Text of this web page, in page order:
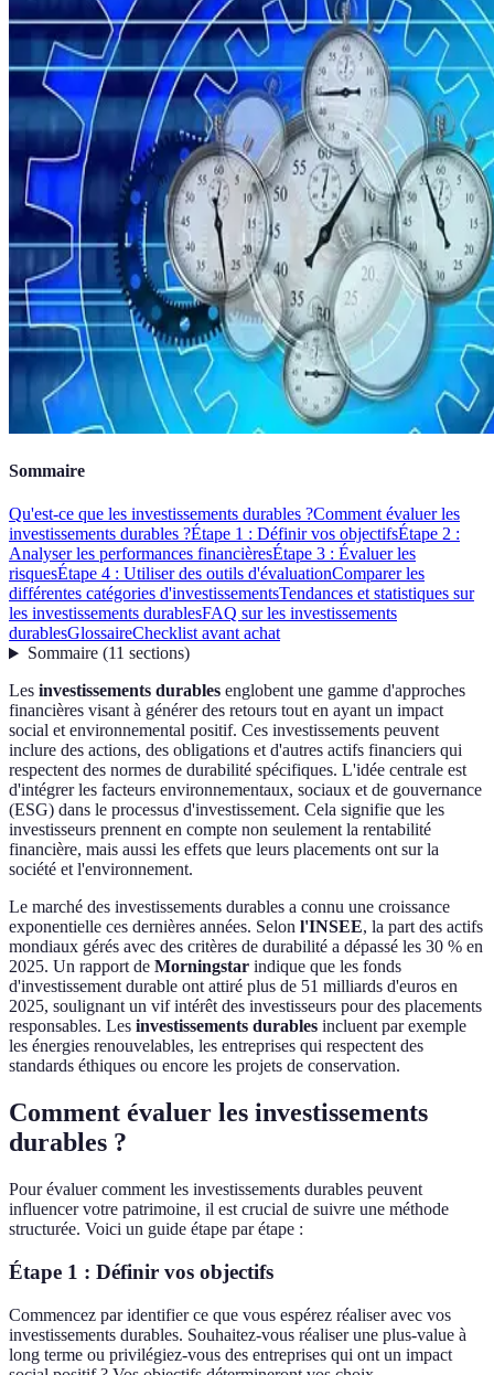
Sommaire
Qu'est-ce que les investissements durables ?Comment évaluer les
investissements durables ?Étape 1 : Définir vos objectifsÉtape 2 :
Analyser les performances financièresÉtape 3 : Évaluer les
risquesÉtape 4 : Utiliser des outils d'évaluationComparer les
différentes catégories d'investissementsTendances et statistiques sur
les investissements durablesFAQ sur les investissements
durablesGlossaireChecklist avant achat
Sommaire(11 sections)
Les investissements durables englobent une gamme d'approches
financières visant à générer des retours tout en ayant un impact
social et environnemental positif. Ces investissements peuvent
inclure des actions, des obligations et d'autres actifs financiers qui
respectent des normes de durabilité spécifiques. L'idée centrale est
d'intégrer les facteurs environnementaux, sociaux et de gouvernance
(ESG) dans le processus d'investissement. Cela signifie que les
investisseurs prennent en compte non seulement la rentabilité
financière, mais aussi les effets que leurs placements ont sur la
société et l'environnement.
Le marché des investissements durables a connu une croissance
exponentielle ces dernières années. Selon l'INSEE, la part des actifs
mondiaux gérés avec des critères de durabilité a dépassé les 30 % en
2025. Un rapport de Morningstar indique que les fonds
d'investissement durable ont attiré plus de 51 milliards d'euros en
2025, soulignant un vif intérêt des investisseurs pour des placements
responsables. Les investissements durables incluent par exemple
les énergies renouvelables, les entreprises qui respectent des
standards éthiques ou encore les projets de conservation.
Comment évaluer les investissements
durables ?
Pour évaluer comment les investissements durables peuvent
influencer votre patrimoine, il est crucial de suivre une méthode
structurée. Voici un guide étape par étape :
Étape 1 : Définir vos objectifs
Commencez par identifier ce que vous espérez réaliser avec vos
investissements durables. Souhaitez-vous réaliser une plus-value à
long terme ou privilégiez-vous des entreprises qui ont un impact